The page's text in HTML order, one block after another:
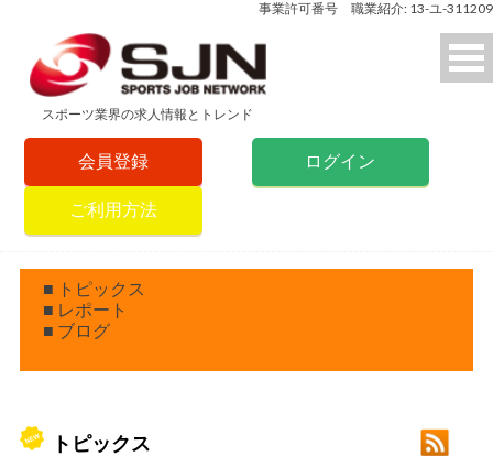
事業許可番号 職業紹介: 13-ユ-311209
スポーツ業界の求人情報とトレンド
会員登録 ログイン
ご利用方法
■ トピックス
■ レポート
■ ブログ
トピックス